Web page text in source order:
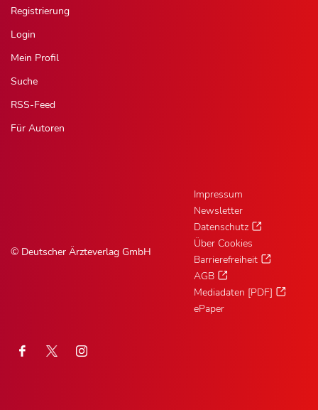
Registrierung
Login
Mein Profil
Suche
RSS-Feed
Für Autoren
© Deutscher Ärzteverlag GmbH
Impressum
Newsletter
Datenschutz
Über Cookies
Barrierefreiheit
AGB
Mediadaten [PDF]
ePaper